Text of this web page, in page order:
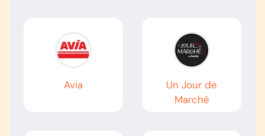
Avia
Un Jour de
Marché